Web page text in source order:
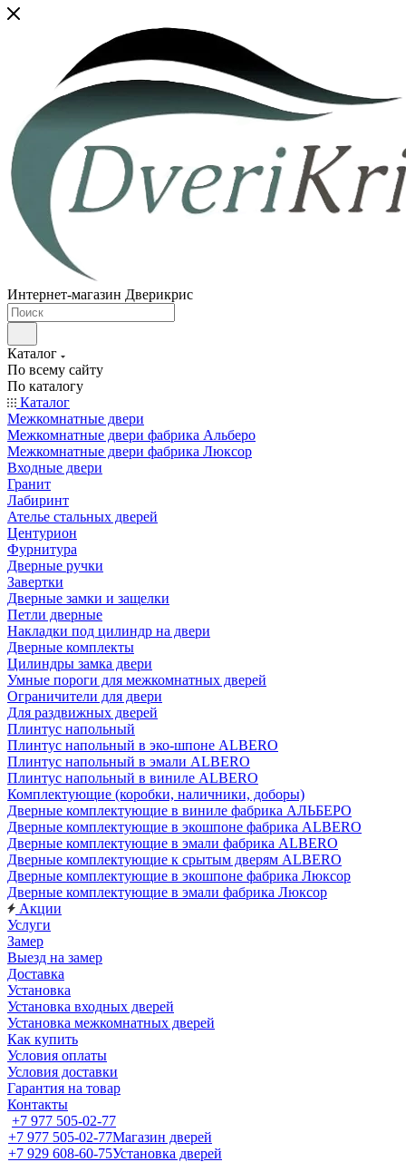
Интернет-магазин Дверикрис
Каталог
По всему сайту
По каталогу
Каталог
Межкомнатные двери
Межкомнатные двери фабрика Альберо
Межкомнатные двери фабрика Люксор
Входные двери
Гранит
Лабиринт
Ателье стальных дверей
Центурион
Фурнитура
Дверные ручки
Завертки
Дверные замки и защелки
Петли дверные
Накладки под цилиндр на двери
Дверные комплекты
Цилиндры замка двери
Умные пороги для межкомнатных дверей
Ограничители для двери
Для раздвижных дверей
Плинтус напольный
Плинтус напольный в эко-шпоне ALBERO
Плинтус напольный в эмали ALBERO
Плинтус напольный в виниле ALBERO
Комплектующие (коробки, наличники, доборы)
Дверные комплектующие в виниле фабрика АЛЬБЕРО
Дверные комплектующие в экошпоне фабрика ALBERO
Дверные комплектующие в эмали фабрика ALBERO
Дверные комплектующие к срытым дверям ALBERO
Дверные комплектующие в экошпоне фабрика Люксор
Дверные комплектующие в эмали фабрика Люксор
Акции
Услуги
Замер
Выезд на замер
Доставка
Установка
Установка входных дверей
Установка межкомнатных дверей
Как купить
Условия оплаты
Условия доставки
Гарантия на товар
Контакты
+7 977 505-02-77
+7 977 505-02-77Магазин дверей
+7 929 608-60-75Установка дверей